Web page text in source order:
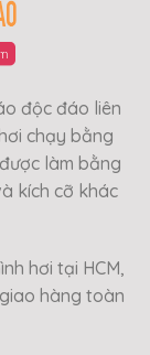
độc đáo liên
chạy bằng
làm bằng
kích cỡ khác
hơi tại HCM,
hàng toàn